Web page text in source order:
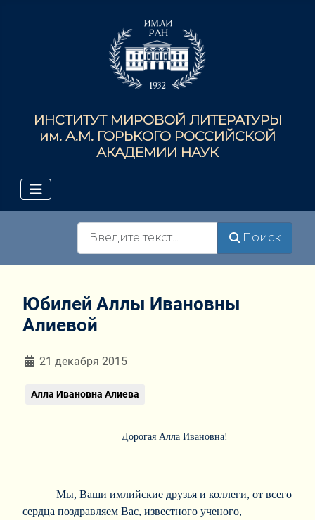
ИНСТИТУТ МИРОВОЙ ЛИТЕРАТУРЫ
им. А.М. ГОРЬКОГО РОССИЙСКОЙ
АКАДЕМИИ НАУК
Поиск
Юбилей Аллы Ивановны
Алиевой
Информация о материале
21 декабря 2015
Алла Ивановна Алиева
Дорогая Алла Ивановна!
Мы, Ваши имлийские друзья и коллеги, от всего
сердца поздравляем Вас, известного ученого,